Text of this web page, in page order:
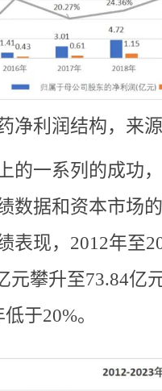
净利润结构，来
的一系列的成功
数据和资本市场
表现，2012年至
元攀升至73.84亿
于20%。